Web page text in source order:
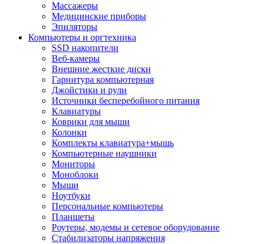
Массажеры
Медицинские приборы
Эпиляторы
Компьютеры и оргтехника
SSD накопители
Веб-камеры
Внешние жесткие диски
Гарнитура компьютерная
Джойстики и рули
Источники бесперебойного питания
Клавиатуры
Коврики для мыши
Колонки
Комплекты клавиатура+мышь
Компьютерные наушники
Мониторы
Моноблоки
Мыши
Ноутбуки
Персональные компьютеры
Планшеты
Роутеры, модемы и сетевое оборудование
Стабилизаторы напряжения